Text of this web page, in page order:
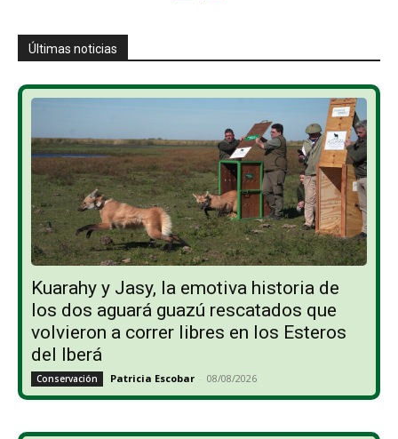
Últimas noticias
Kuarahy y Jasy, la emotiva historia de
los dos aguará guazú rescatados que
volvieron a correr libres en los Esteros
del Iberá
Conservación Patricia Escobar - 08/08/2026